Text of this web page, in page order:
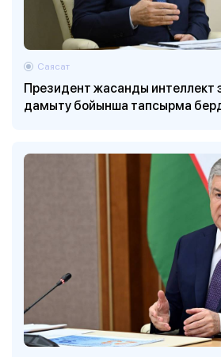
Президент жасанды интеллект
дамыту бойынша тапсырма
Саясат